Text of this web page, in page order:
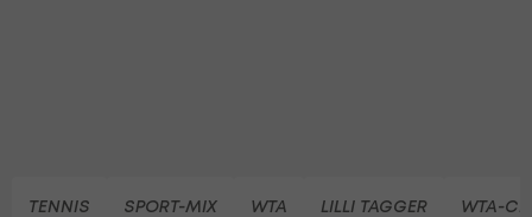
TENNIS SPORT-MIX WTA LILLI TAGGER WTA-